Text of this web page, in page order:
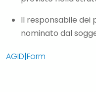
Il responsabile dei
nominato dal
AGID|Form